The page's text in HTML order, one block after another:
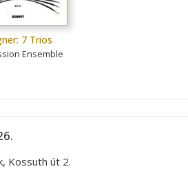
7 Trios
Ensemble
Kossuth út 2.